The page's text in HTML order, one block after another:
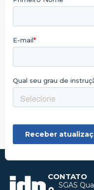
CONTATO
SGAS